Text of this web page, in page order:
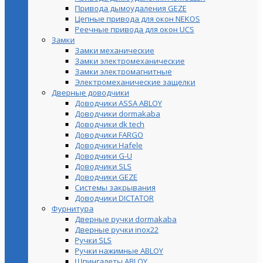
Привода дымоудаления GEZE
Цепные привода для окон NEKOS
Реечные привода для окон UСS
Замки
Замки механические
Замки электромеханические
Замки электромагнитные
Электромеханические защелки
Дверные доводчики
Доводчики ASSA ABLOY
Доводчики dormakaba
Доводчики dk tech
Доводчики FARGO
Доводчики Hafele
Доводчики G-U
Доводчики SLS
Доводчики GEZE
Cистемы закрывания
Доводчики DICTATOR
Фурнитура
Дверные ручки dormakaba
Дверные ручки inox22
Ручки SLS
Ручки нажимные ABLOY